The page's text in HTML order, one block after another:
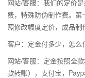
网站/客服：我们的定价
费，特殊防伪制作费。
照修改幅度定价，成品制
客户：定金付多少，怎么
网站/客服：定金按照全
款转账），支付宝，